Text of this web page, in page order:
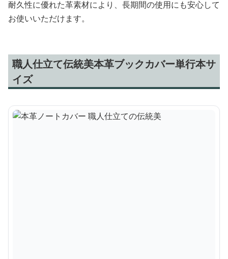
耐久性に優れた革素材により、長期間の使用にも安心して
お使いいただけます。
職人仕立て伝統美本革ブックカバー単行本サ
イズ